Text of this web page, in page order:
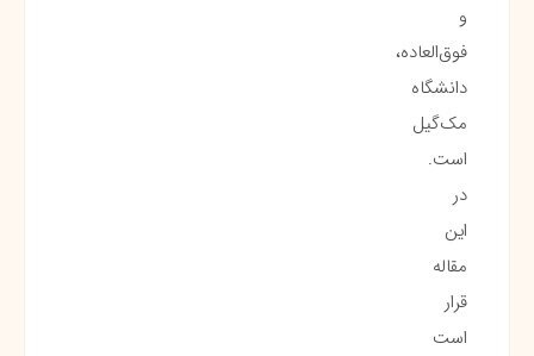
و
فوق‌العاده،
دانشگاه
مک‌گیل
است.
در
این
مقاله
قرار
است